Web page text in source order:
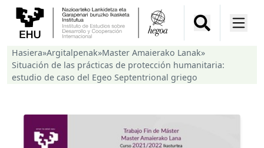
Hasiera»Argitalpenak»Master Amaierako Lanak»
Situación de las prácticas de protección humanitaria:
estudio de caso del Egeo Septentrional griego